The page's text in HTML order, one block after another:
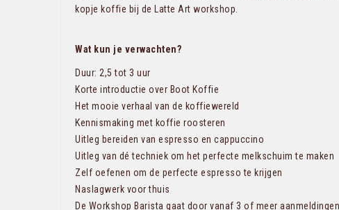
kopje koffie bij de Latte Art workshop.
Wat kun je verwachten?
Duur: 2,5 tot 3 uur
Korte introductie over Boot Koffie
Het mooie verhaal van de koffiewereld
Kennismaking met koffie roosteren
Uitleg bereiden van espresso en cappuccino
Uitleg van dé techniek om het perfecte melkschuim te maken
Zelf oefenen om de perfecte espresso te krijgen
Naslagwerk voor thuis
De Workshop Barista gaat door vanaf 3 of meer